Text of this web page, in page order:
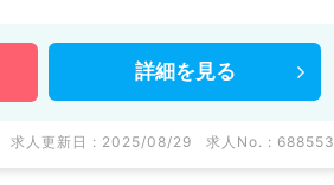
詳細を 見る
求人更新日 : 2025/08/29 求人No. : 688553